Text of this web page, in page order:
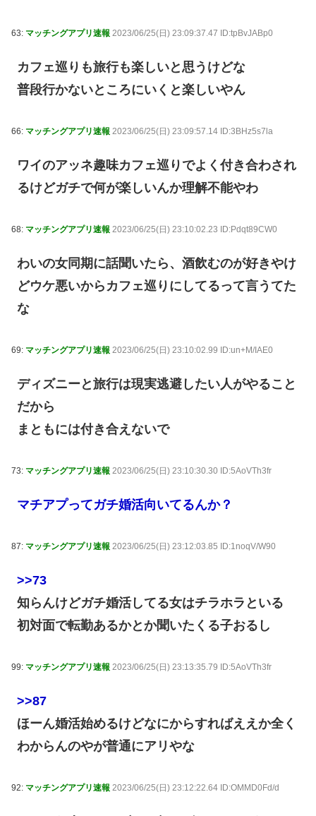
63: マッチングアプリ速報 2023/06/25(日) 23:09:37.47 ID:tpBvJABp0
カフェ巡りも旅行も楽しいと思うけどな
普段行かないところにいくと楽しいやん
66: マッチングアプリ速報 2023/06/25(日) 23:09:57.14 ID:3BHz5s7la
ワイのアッネ趣味カフェ巡りでよく付き合わされ
るけどガチで何が楽しいんか理解不能やわ
68: マッチングアプリ速報 2023/06/25(日) 23:10:02.23 ID:Pdqt89CW0
わいの女同期に話聞いたら、酒飲むのが好きやけ
どウケ悪いからカフェ巡りにしてるって言うてた
な
69: マッチングアプリ速報 2023/06/25(日) 23:10:02.99 ID:un+M/IAE0
ディズニーと旅行は現実逃避したい人がやること
だから
まともには付き合えないで
73: マッチングアプリ速報 2023/06/25(日) 23:10:30.30 ID:5AoVTh3fr
マチアプってガチ婚活向いてるんか？
87: マッチングアプリ速報 2023/06/25(日) 23:12:03.85 ID:1noqV/W90
>>73
知らんけどガチ婚活してる女はチラホラといる
初対面で転勤あるかとか聞いたくる子おるし
99: マッチングアプリ速報 2023/06/25(日) 23:13:35.79 ID:5AoVTh3fr
>>87
ほーん婚活始めるけどなにからすればええか全く
わからんのやが普通にアリやな
92: マッチングアプリ速報 2023/06/25(日) 23:12:22.64 ID:OMMD0Fd/d